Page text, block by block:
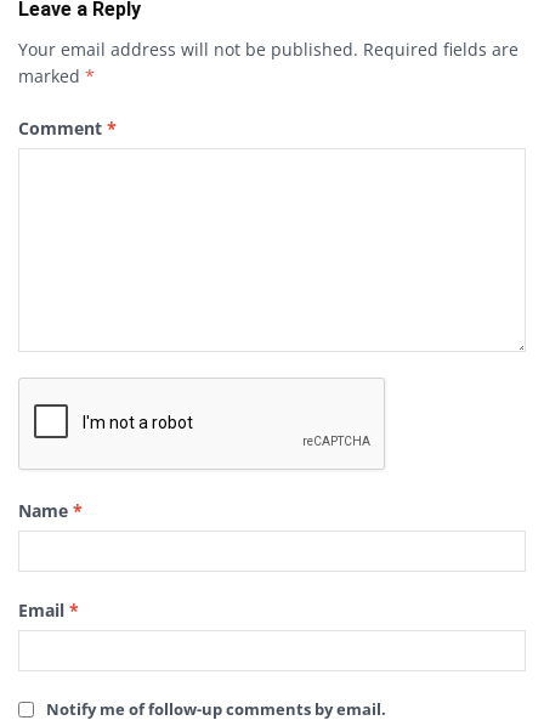
Leave a Reply
Your email address will not be published. Required fields are
marked *
Comment *
Name *
Email *
Notify me of follow-up comments by email.